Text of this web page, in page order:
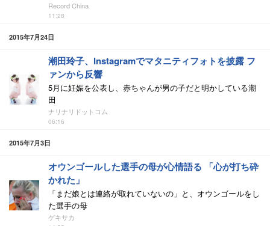
Record China
11:28
2015年7月24日
潮田玲子、Instagramでマタニティフォトを披露 フ
ァンから反響
5月に妊娠を公表し、赤ちゃんが男の子だと明かしている潮
田
ナリナリドットコム
06:16
2015年7月3日
オウンゴールした選手の母が心情語る 「心が打ち砕
かれた」
「まだ娘とは連絡が取れていないの」と、オウンゴールをし
た選手の母
ゲキサカ